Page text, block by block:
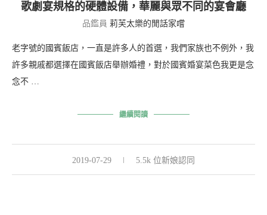
歌劇宴規格的硬體設備，華麗與眾不同的宴會廳
品鑑員 莉芙太樂的閒話家嚐
老字號的國賓飯店，一直是許多人的首選，我們家族也不例外，我
許多親戚都選擇在國賓飯店舉辦婚禮，對於國賓婚宴菜色我更是念
念不 …
繼續閱讀
2019-07-29 5.5k 位新娘認同